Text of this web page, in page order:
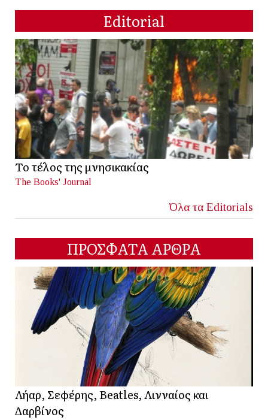
Editorial
Το τέλος της μνησικακίας
The Books' Journal
Όλα τα Editorials
ΠΡΟΣΦΑΤΑ ΑΡΘΡΑ
Λήαρ, Σεφέρης, Beatles, Λινναίος και
Δαρβίνος